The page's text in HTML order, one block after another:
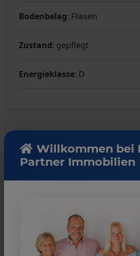
Bodenbelag: Fliesen
Zustand: gepflegt
Energieklasse: D
Provision
Anmerkung
Willkommen bei
Partner Immobilien